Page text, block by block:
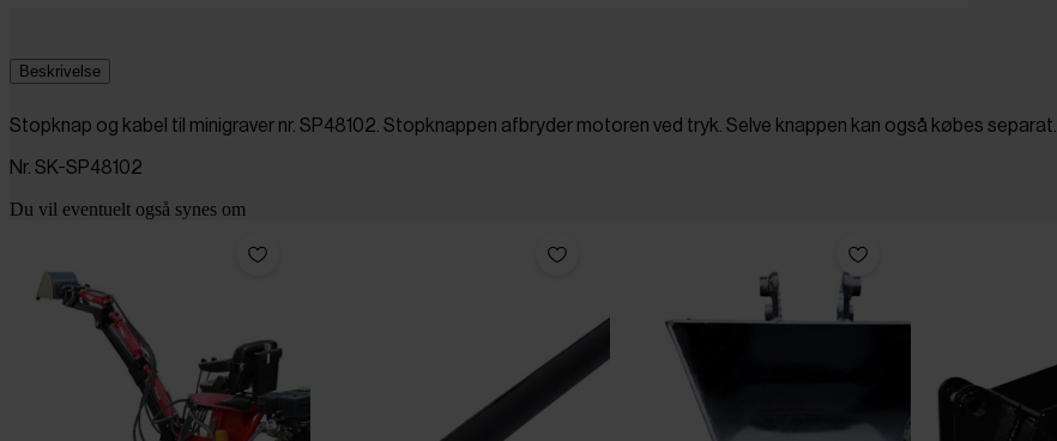
Beskrivelse
Stopknap og kabel til minigraver nr. SP48102. Stopknappen afbryder motoren ved tryk. Selve knappen kan også købes separat.
Nr. SK-SP48102
Du vil eventuelt også synes om